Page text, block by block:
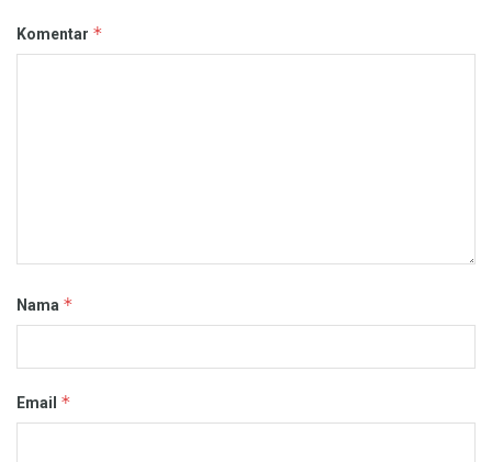
Komentar *
Nama *
Email *